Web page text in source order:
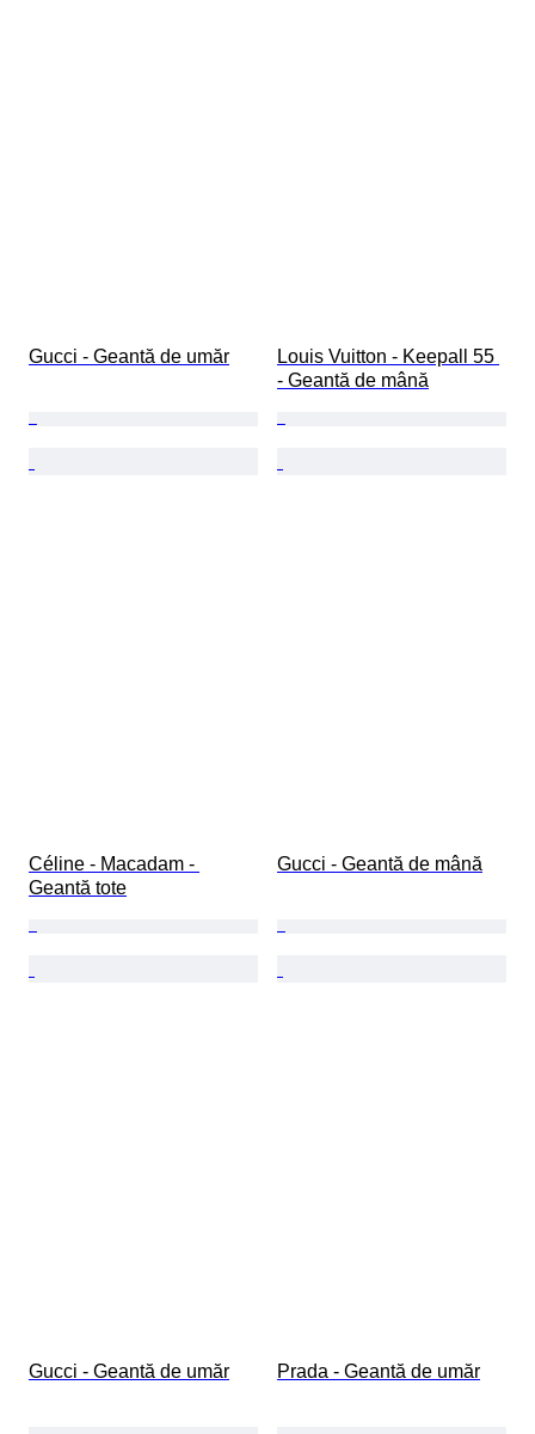
Gucci - Geantă de umăr
Louis Vuitton - Keepall 55
- Geantă de mână
Céline - Macadam -
Geantă tote
Gucci - Geantă de mână
Gucci - Geantă de umăr Prada - Geantă de umăr